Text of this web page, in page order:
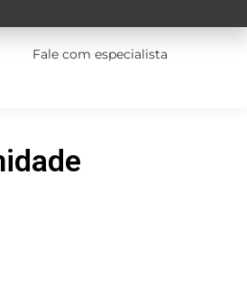
Fale com especialista